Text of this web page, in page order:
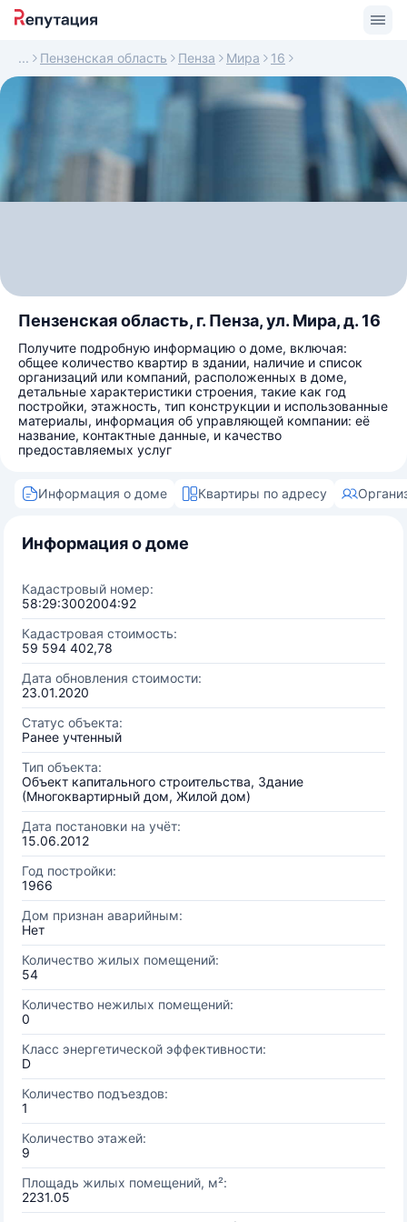
Пензенская область Пенза Мира 16
Пензенская область, г. Пенза, ул. Мира, д. 16
Получите подробную информацию о доме, включая:
общее количество квартир в здании, наличие и список
организаций или компаний, расположенных в доме,
детальные характеристики строения, такие как год
постройки, этажность, тип конструкции и использованные
материалы, информация об управляющей компании: её
название, контактные данные, и качество
предоставляемых услуг
Информация о доме Квартиры по адресу
Информация о доме
Кадастровый номер:
58:29:3002004:92
Кадастровая стоимость:
59 594 402,78
Дата обновления стоимости:
23.01.2020
Статус объекта:
Ранее учтенный
Тип объекта:
Объект капитального строительства, Здание
(Многоквартирный дом, Жилой дом)
Дата постановки на учёт:
15.06.2012
Год постройки:
1966
Дом признан аварийным:
Нет
Количество жилых помещений:
54
Количество нежилых помещений:
0
Класс энергетической эффективности:
D
Количество подъездов:
1
Количество этажей:
9
Площадь жилых помещений, м²:
2231.05